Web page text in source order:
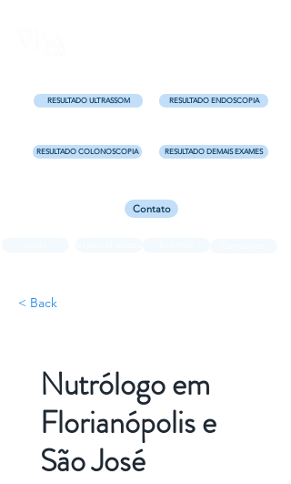
Contato
RESULTADO ULTRASSOM RESULTADO ENDOSCOPIA
RESULTADO COLONOSCOPIA RESULTADO DEMAIS EXAMES
< Back
Nutrólogo em
Florianópolis e
São José